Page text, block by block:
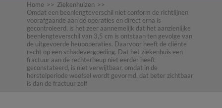
Home >> Ziekenhuizen >>
Omdat een beenlengteverschil niet conform de richtlijnen
voorafgaande aan de operaties en direct erna is
gecontroleerd, is het zeer aannemelijk dat het aanzienlijke
beenlengteverschil van 3,5 cm is ontstaan ten gevolge van
de uitgevoerde heupoperaties. Daarvoor heeft de cliënte
recht op een schadevergoeding. Dat het ziekenhuis een
fractuur aan de rechterheup niet eerder heeft
geconstateerd, is niet verwijtbaar, omdat in de
herstelperiode weefsel wordt gevormd, dat beter zichtbaar
is dan de fractuur zelf